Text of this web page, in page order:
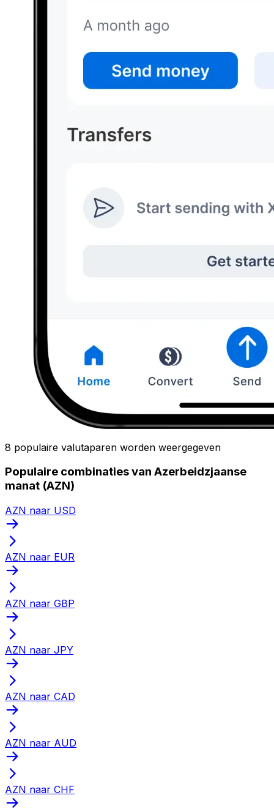
8 populaire valutaparen worden weergegeven
Populaire combinaties van Azerbeidzjaanse
manat (AZN)
AZN naar USD
AZN naar EUR
AZN naar GBP
AZN naar JPY
AZN naar CAD
AZN naar AUD
AZN naar CHF